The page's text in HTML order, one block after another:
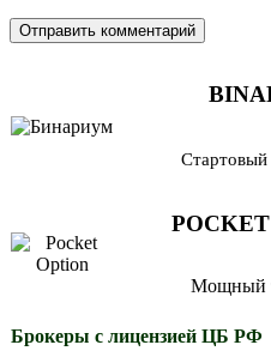
Мощный
Брокеры с лицензией ЦБ РФ